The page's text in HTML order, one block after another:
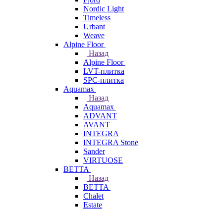
Nordic Light
Timeless
Urbant
Weave
Alpine Floor
Назад
Alpine Floor
LVT-плитка
SPC-плитка
Aquamax
Назад
Aquamax
ADVANT
AVANT
INTEGRA
INTEGRA Stone
Sander
VIRTUOSE
BETTA
Назад
BETTA
Chalet
Estate